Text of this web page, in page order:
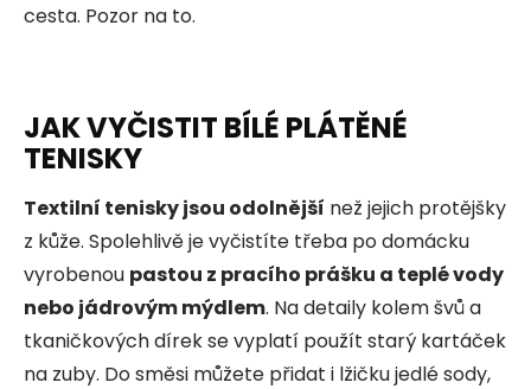
cesta. Pozor na to.
JAK VYČISTIT BÍLÉ PLÁTĚNÉ
TENISKY
Textilní tenisky jsou odolnější než jejich protějšky
z kůže. Spolehlivě je vyčistíte třeba po domácku
vyrobenou pastou z pracího prášku a teplé vody
nebo jádrovým mýdlem. Na detaily kolem švů a
tkaničkových dírek se vyplatí použít starý kartáček
na zuby. Do směsi můžete přidat i lžičku jedlé sody,